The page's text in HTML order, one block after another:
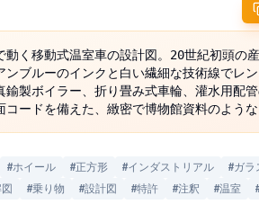
動く移動式温室車の設計図。20世紀初頭の
ンブルーのインクと白い繊細な技術線でレ
鍮製ボイラー、折り畳み式車輪、灌水用配
ードを備えた、緻密で博物館資料のような
#ホイール #正方形 #インダストリアル #ガラ
#乗り物 #設計図 #特許 #注釈 #温室